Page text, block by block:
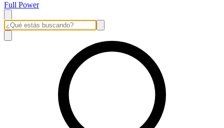
Full Power